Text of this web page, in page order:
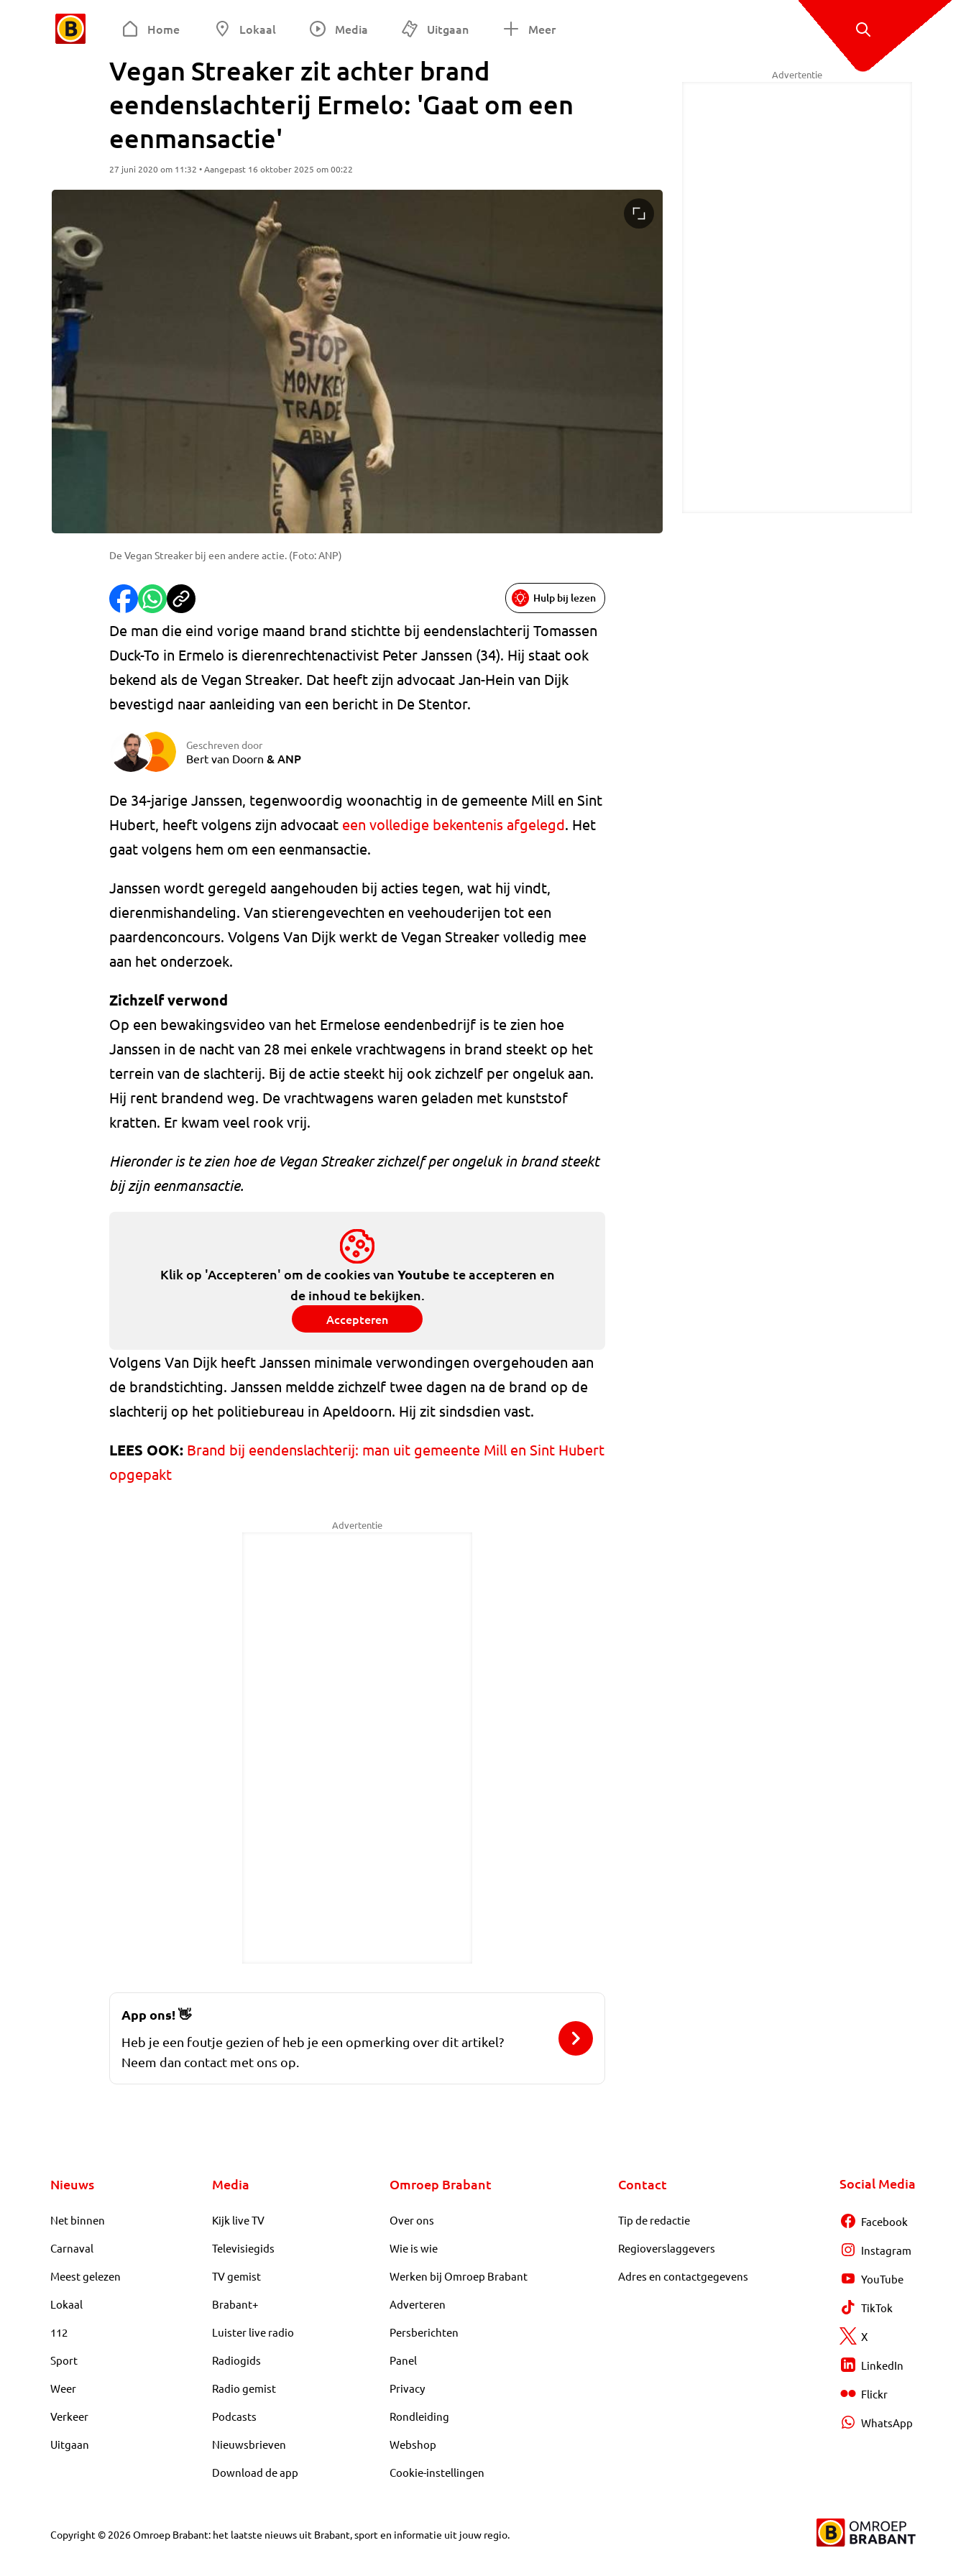
Home Lokaal Media Uitgaan Meer
Vegan Streaker zit achter brand
eendenslachterij Ermelo: 'Gaat om een
eenmansactie'
27 juni 2020 om 11:32 • Aangepast 16 oktober 2025 om 00:22
De Vegan Streaker bij een andere actie. (Foto: ANP)
Hulp bij lezen
De man die eind vorige maand brand stichtte bij eendenslachterij Tomassen
Duck-To in Ermelo is dierenrechtenactivist Peter Janssen (34). Hij staat ook
bekend als de Vegan Streaker. Dat heeft zijn advocaat Jan-Hein van Dijk
bevestigd naar aanleiding van een bericht in De Stentor.
Geschreven door
Bert van Doorn & ANP
De 34-jarige Janssen, tegenwoordig woonachtig in de gemeente Mill en Sint
Hubert, heeft volgens zijn advocaat een volledige bekentenis afgelegd. Het
gaat volgens hem om een eenmansactie.
Janssen wordt geregeld aangehouden bij acties tegen, wat hij vindt,
dierenmishandeling. Van stierengevechten en veehouderijen tot een
paardenconcours. Volgens Van Dijk werkt de Vegan Streaker volledig mee
aan het onderzoek.
Zichzelf verwond
Op een bewakingsvideo van het Ermelose eendenbedrijf is te zien hoe
Janssen in de nacht van 28 mei enkele vrachtwagens in brand steekt op het
terrein van de slachterij. Bij de actie steekt hij ook zichzelf per ongeluk aan.
Hij rent brandend weg. De vrachtwagens waren geladen met kunststof
kratten. Er kwam veel rook vrij.
Hieronder is te zien hoe de Vegan Streaker zichzelf per ongeluk in brand steekt
bij zijn eenmansactie.
Klik op 'Accepteren' om de cookies van Youtube te accepteren en
de inhoud te bekijken.
Accepteren
Volgens Van Dijk heeft Janssen minimale verwondingen overgehouden aan
de brandstichting. Janssen meldde zichzelf twee dagen na de brand op de
slachterij op het politiebureau in Apeldoorn. Hij zit sindsdien vast.
LEES OOK: Brand bij eendenslachterij: man uit gemeente Mill en Sint Hubert
opgepakt
Advertentie
Advertentie
App ons!👋
Heb je een foutje gezien of heb je een opmerking over dit artikel?
Neem dan contact met ons op.
Nieuws
Net binnen
Carnaval
Meest gelezen
Lokaal
112
Sport
Weer
Verkeer
Uitgaan
Media
Kijk live TV
Televisiegids
TV gemist
Brabant+
Luister live radio
Radiogids
Radio gemist
Podcasts
Nieuwsbrieven
Download de app
Omroep Brabant
Over ons
Wie is wie
Werken bij Omroep Brabant
Adverteren
Persberichten
Panel
Privacy
Rondleiding
Webshop
Cookie-instellingen
Contact
Tip de redactie
Regioverslaggevers
Adres en contactgegevens
Social Media
Facebook
Instagram
YouTube
TikTok
X
LinkedIn
Flickr
WhatsApp
Copyright © 2026Omroep Brabant: het laatste nieuws uit Brabant, sport en informatie uit jouw regio.